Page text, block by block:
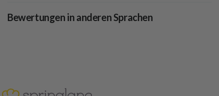
Bewertungen in anderen Sprachen